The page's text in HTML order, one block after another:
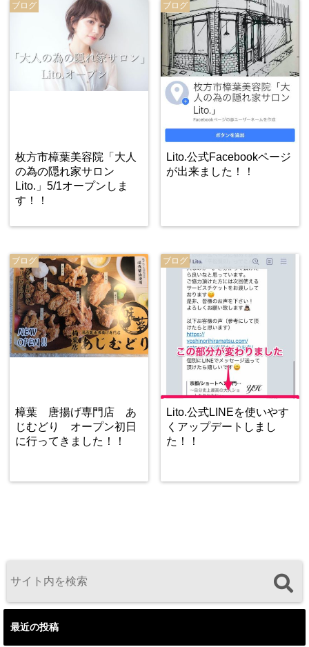
ブログ
枚方市樟葉美容院「大人
の為の隠れ家サロン
Lito.」5/1オープンしま
す！！
ブログ
Lito.公式Facebookページ
が出来ました！！
ブログ
樟葉 唐揚げ専門店 あ
じむどり オープン初日
に行ってきました！！
ブログ
Lito.公式LINEを使いやす
くアップデートしまし
た！！
最近の投稿